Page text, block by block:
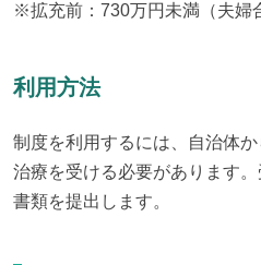
※拡充前：730万円未満（夫婦
利用方法
制度を利用するには、自治体
治療を受ける必要があります
書類を提出します。